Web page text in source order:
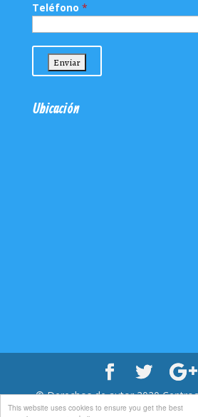
This website uses cookies to ensure you get the best
Teléfono *
Ubicación
© Derechos de autor2020
derechos